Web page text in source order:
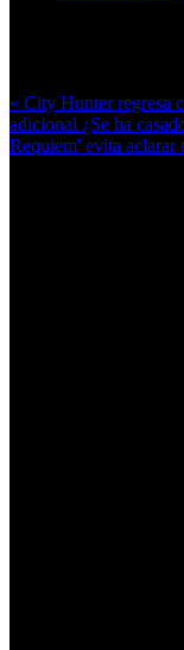
« City Hunter regresa
adicional ¿Se ha
Requiem' evita aclarar